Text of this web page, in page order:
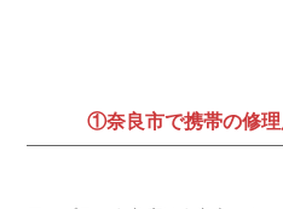
①奈良市で携帯の修理